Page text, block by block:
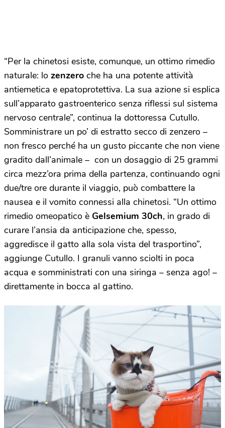
“Per la chinetosi esiste, comunque, un ottimo rimedio
naturale: lo zenzero che ha una potente attività
antiemetica e epatoprotettiva. La sua azione si esplica
sull’apparato gastroenterico senza riflessi sul sistema
nervoso centrale”, continua la dottoressa Cutullo.
Somministrare un po’ di estratto secco di zenzero –
non fresco perché ha un gusto piccante che non viene
gradito dall’animale – con un dosaggio di 25 grammi
circa mezz’ora prima della partenza, continuando ogni
due/tre ore durante il viaggio, può combattere la
nausea e il vomito connessi alla chinetosi. “Un ottimo
rimedio omeopatico è Gelsemium 30ch, in grado di
curare l’ansia da anticipazione che, spesso,
aggredisce il gatto alla sola vista del trasportino”,
aggiunge Cutullo. I granuli vanno sciolti in poca
acqua e somministrati con una siringa – senza ago! –
direttamente in bocca al gattino.